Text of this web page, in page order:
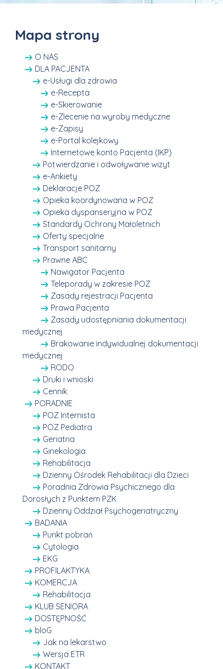
Mapa strony
O NAS
DLA PACJENTA
e-Usługi dla zdrowia
e-Recepta
e-Skierowanie
e-Zlecenie na wyroby medyczne
e-Zapisy
e-Portal kolejkowy
Internetowe konto Pacjenta (IKP)
Potwierdzanie i odwoływanie wizyt
e-Ankiety
Deklaracje POZ
Opieka koordynowana w POZ
Opieka dyspanseryjna w POZ
Standardy Ochrony Małoletnich
Oferty specjalne
Transport sanitarny
Prawne ABC
Nawigator Pacjenta
Teleporady w zakresie POZ
Zasady rejestracji Pacjenta
Prawa Pacjenta
Zasady udostępniania dokumentacji
medycznej
Brakowanie indywidualnej dokumentacji
medycznej
RODO
Druki i wnioski
Cennik
PORADNIE
POZ Internista
POZ Pediatra
Geriatria
Ginekologia
Rehabilitacja
Dzienny Ośrodek Rehabilitacji dla Dzieci
Poradnia Zdrowia Psychicznego dla
Dorosłych z Punktem PZK
Dzienny Oddział Psychogeriatryczny
BADANIA
Punkt pobrań
Cytologia
EKG
PROFILAKTYKA
KOMERCJA
Rehabilitacja
KLUB SENIORA
DOSTĘPNOŚĆ
bloG
Jak na lekarstwo
Wersja ETR
KONTAKT